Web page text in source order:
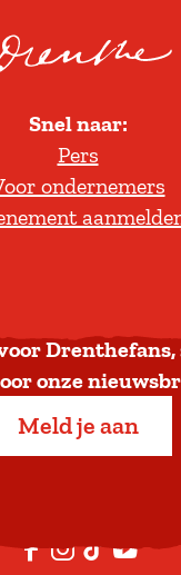
o
l
t
e
r
a
a
b
n
Snel naar:
Pers
ondernemers
onze
Meld je aan
F
I
T
Y